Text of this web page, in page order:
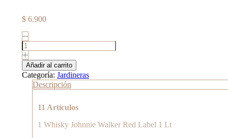
$ 6.900
Añadir al carrito
Categoría: Jardineras
Descripción
11 Artículos
1 Whisky Johnnie Walker Red Label 1 Lt